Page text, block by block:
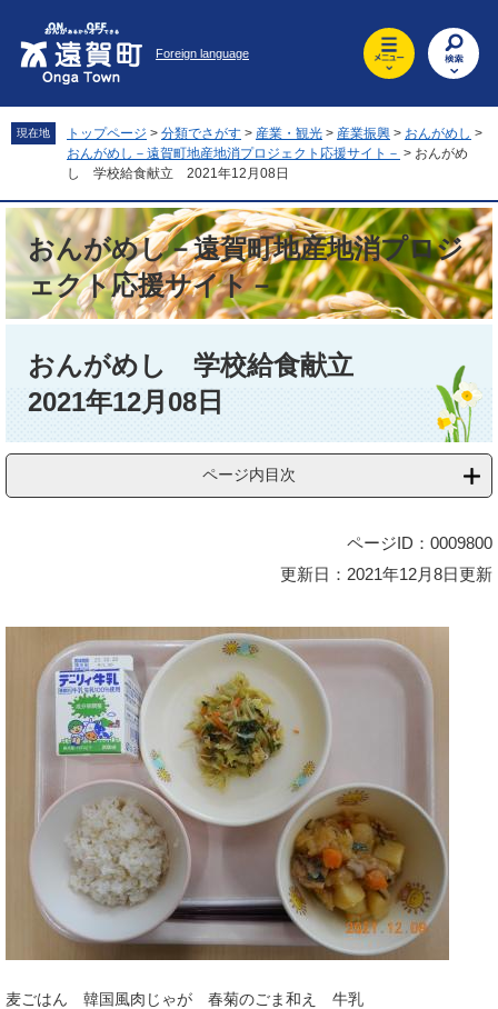
先
頭
。
を
飛
て
へ
Foreign language
現在地 トップページ > 分類でさがす > 産業・観光 > 産業振興 > おんがめし >
おんがめし－遠賀町地産地消プロジェクト応援サイト－ > おんがめ
し 学校給食献立 2021年12月08日
おんがめし－遠賀町地産地消プロジ
ェクト応援サイト－
おんがめし 学校給食献立
2021年12月08日
ページ内目次
ページID：0009800
更新日：2021年12月8日更新
麦ごはん 韓国風肉じゃが 春菊のごま和え 牛乳